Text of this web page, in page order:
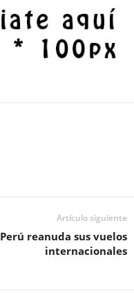
Artículo siguiente
Perú reanuda sus vuelos
internacionales